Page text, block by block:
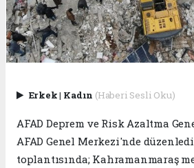
Erkek| Kadın (Haberi Sesli Oku)
AFAD Deprem ve Risk Azaltma
AFAD Genel Merkezi'nde
toplantısında; Kahramanmaraş